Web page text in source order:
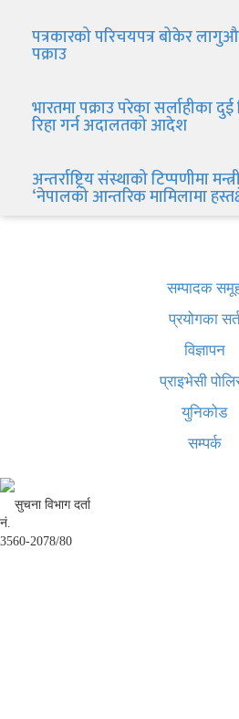
पत्रकारको परिचयपत्र बोकेर
पक्राउ
भारतमा पक्राउ परेका सर्लाहीका
रिहा गर्न अदालतको आदेश
अन्तर्राष्ट्रिय संस्थाको टिप्पणीमा
‘नेपालको आन्तरिक मामिलामा
सम्पादक
प्रयोगका
विज्ञापन
प्राइभेसी
युनिकोड
सम्पर्क
सुचना विभाग दर्ता
नं.
3560-2078/80